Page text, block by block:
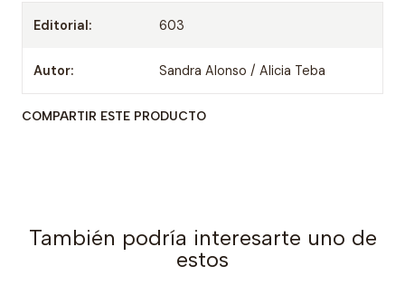
Editorial: 603
Autor: Sandra Alonso / Alicia Teba
COMPARTIR ESTE PRODUCTO
También podría interesarte uno de
estos